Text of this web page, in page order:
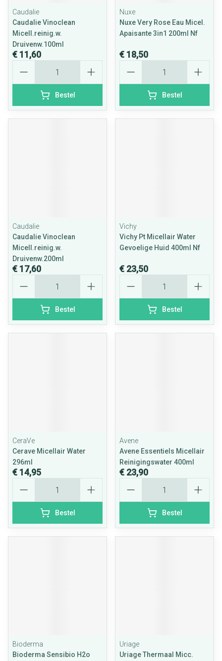
Caudalie
Caudalie Vinoclean
Micell.reinig.w.
Druivenw.100ml
€ 11,60
Bestel
Nuxe
Nuxe Very Rose Eau Micel.
Apaisante 3in1 200ml Nf
€ 18,50
Bestel
Caudalie
Caudalie Vinoclean
Micell.reinig.w.
Druivenw.200ml
€ 17,60
Bestel
Vichy
Vichy Pt Micellair Water
Gevoelige Huid 400ml Nf
€ 23,50
Bestel
CeraVe
Cerave Micellair Water
296ml
€ 14,95
Bestel
Avene
Avene Essentiels Micellair
Reinigingswater 400ml
€ 23,90
Bestel
Bioderma
Bioderma Sensibio H2o
Uriage
Uriage Thermaal Micc.